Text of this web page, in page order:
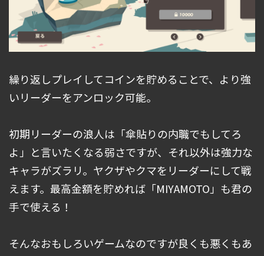
繰り返しプレイしてコインを貯めることで、より強
いリーダーをアンロック可能。
初期リーダーの浪人は「傘貼りの内職でもしてろ
よ」と言いたくなる弱さですが、それ以外は強力な
キャラがズラリ。ヤクザやクマをリーダーにして戦
えます。最高金額を貯めれば「MIYAMOTO」も君の
手で使える！
そんなおもしろいゲームなのですが良くも悪くもあ